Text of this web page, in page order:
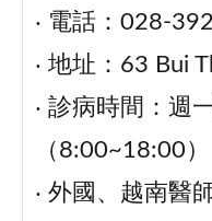
‧ 電話：028-
‧ 地址：63 Bui
‧ 診病時間：週
（8:00~18:00）
‧ 外國、越南醫